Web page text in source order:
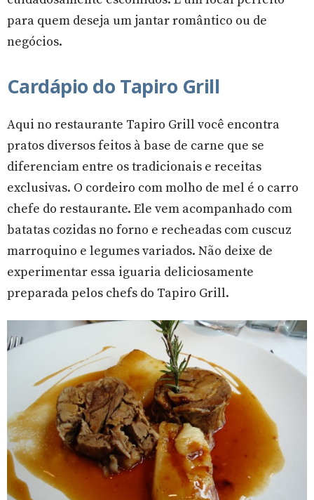
para quem deseja um jantar romântico ou de
negócios.
Cardápio do Tapiro Grill
Aqui no restaurante Tapiro Grill você encontra
pratos diversos feitos à base de carne que se
diferenciam entre os tradicionais e receitas
exclusivas. O cordeiro com molho de mel é o carro
chefe do restaurante. Ele vem acompanhado com
batatas cozidas no forno e recheadas com cuscuz
marroquino e legumes variados. Não deixe de
experimentar essa iguaria deliciosamente
preparada pelos chefs do Tapiro Grill.